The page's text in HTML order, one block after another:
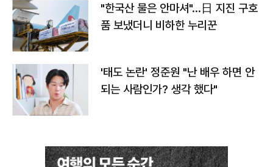
"한국산 물은 안마셔"…日 지진 구호
품 보냈더니 비하한 누리꾼
'태도 논란' 정준원 "난 배우 하면 안
되는 사람인가? 생각 했다"